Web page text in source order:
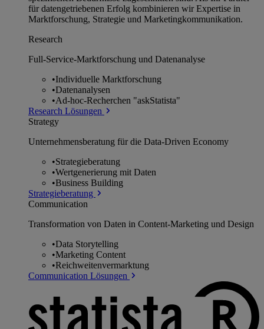
für datengetriebenen Erfolg kombinieren wir Expertise in
Marktforschung, Strategie und Marketingkommunikation.
Research
Full-Service-Marktforschung und Datenanalyse
•Individuelle Marktforschung
•Datenanalysen
•Ad-hoc-Recherchen "askStatista"
Research Lösungen
Strategy
Unternehmens­beratung für die Data-Driven Economy
•Strategieberatung
•Wertgenerierung mit Daten
•Business Building
Strategieberatung
Communication
Transformation von Daten in Content-Marketing und Design
•Data Storytelling
•Marketing Content
•Reichweitenvermarktung
Communication Lösungen